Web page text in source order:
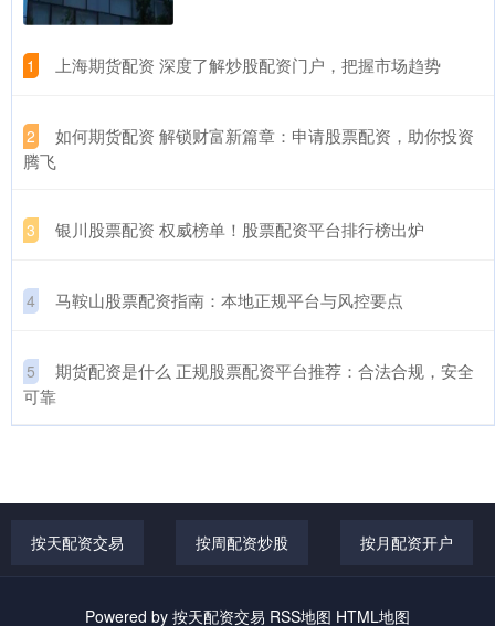
1 ​上海期货配资 深度了解炒股配资门户，把握市场趋势
2
​如何期货配资 解锁财富新篇章：申请股票配资，助你投资
腾飞
3 ​银川股票配资 权威榜单！股票配资平台排行榜出炉
4 ​马鞍山股票配资指南：本地正规平台与风控要点
5
​期货配资是什么 正规股票配资平台推荐：合法合规，安全
可靠
按天配资交易 按周配资炒股 按月配资开户
Powered by 按天配资交易 RSS地图 HTML地图